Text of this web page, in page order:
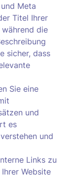
Meta
Titel Ihrer
während die
sicher, dass
Sie eine
und
es
und
Links zu
Website